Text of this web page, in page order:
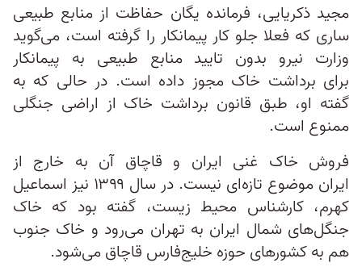
مجید ذکریایی، فرمانده یگان حفاظت از منابع طبیعی
ساری که فعلا جلو کار پیمانکار را گرفته است، می‌گوید
وزارت نیرو بدون تایید منابع طبیعی به پیمانکار
برای برداشت خاک مجوز داده است. در حالی که به
گفته او، طبق قانون برداشت خاک از اراضی جنگلی
ممنوع است.
فروش خاک غنی ایران و قاچاق آن به خارج از
ایران موضوع تازه‌ای نیست. در سال ۱۳۹۹ نیز اسماعیل
کهرم، کارشناس محیط‌ زیست، گفته بود که خاک
جنگل‌های شمال ایران به تهران می‌رود و خاک جنوب
هم به کشورهای حوزه خلیج‌فارس قاچاق می‌شود.